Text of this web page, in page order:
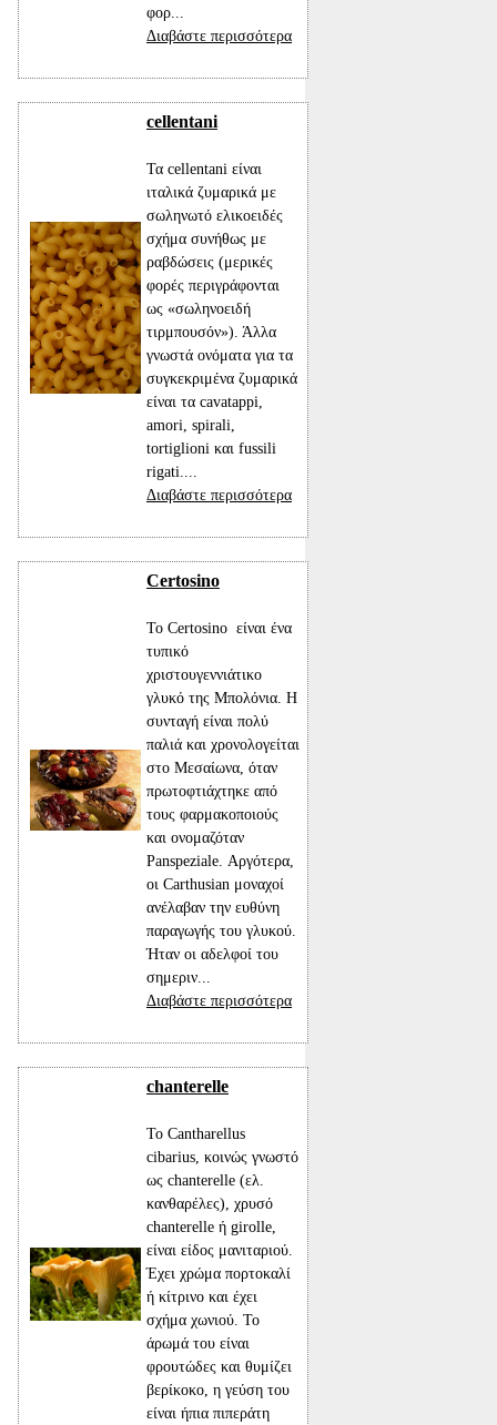
φορ...
Διαβάστε περισσότερα
cellentani
Τα cellentani είναι
ιταλικά ζυμαρικά με
σωληνωτό ελικοειδές
σχήμα συνήθως με
ραβδώσεις (μερικές
φορές περιγράφονται
ως «σωληνοειδή
τιρμπουσόν»). Άλλα
γνωστά ονόματα για τα
συγκεκριμένα ζυμαρικά
είναι τα cavatappi,
amori, spirali,
tortiglioni και fussili
rigati....
Διαβάστε περισσότερα
Certosino
Το Certosino είναι ένα
τυπικό
χριστουγεννιάτικο
γλυκό της Μπολόνια. Η
συνταγή είναι πολύ
παλιά και χρονολογείται
στο Μεσαίωνα, όταν
πρωτοφτιάχτηκε από
τους φαρμακοποιούς
και ονομαζόταν
Panspeziale. Αργότερα,
οι Carthusian μοναχοί
ανέλαβαν την ευθύνη
παραγωγής του γλυκού.
Ήταν οι αδελφοί του
σημεριν...
Διαβάστε περισσότερα
chanterelle
Το Cantharellus
cibarius, κοινώς γνωστό
ως chanterelle (ελ.
κανθαρέλες), χρυσό
chanterelle ή girolle,
είναι είδος μανιταριού.
Έχει χρώμα πορτοκαλί
ή κίτρινο και έχει
σχήμα χωνιού. Το
άρωμά του είναι
φρουτώδες και θυμίζει
βερίκοκο, η γεύση του
είναι ήπια πιπεράτη